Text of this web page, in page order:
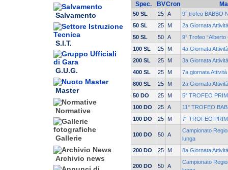
Salvamento
S.I.T.
G.U.G.
Master
Normative
Gallerie
Archivio news
Spec. BVCron
50 SL 25 A
9° trofeo BABBO
50 SL
25 M
2a Giornata
50 SL
50 A
9° Trofeo
100 SL
25 M
4a Giornata
200 SL
25 M
3a Giornata
400 SL
25 M
7a giornata
800 SL
25 M
2a Giornata
50 DO
25 M
5° TROFEO
100 DO
25 A
11° TROFEO
100 DO
25 M 7° TROFEO
100 DO 50 A
Campionato
lunga
200 DO
25 M 8a Giornata
200 DO 50 A
Campionato